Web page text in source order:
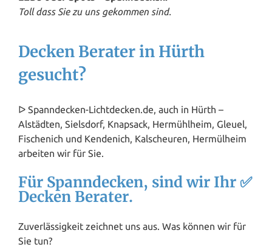
Toll dass Sie zu uns gekommen sind.
Decken Berater in Hürth
gesucht?
ᐅ Spanndecken-Lichtdecken.de, auch in Hürth –
Alstädten, Sielsdorf, Knapsack, Hermühlheim, Gleuel,
Fischenich und Kendenich, Kalscheuren, Hermülheim
arbeiten wir für Sie.
Für Spanndecken, sind wir Ihr ✅
Decken Berater.
Zuverlässigkeit zeichnet uns aus. Was können wir für
Sie tun?